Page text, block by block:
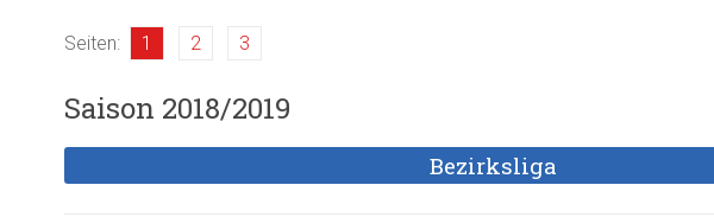
Seiten: 1 2 3
Saison 2018/2019
Bezirksliga